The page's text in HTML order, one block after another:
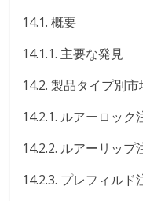
14.1. 概要
14.1.1. 主要な発見
14.2. 製品タイプ別
14.2.1. ルアーロック
14.2.2. ルアーリップ
14.2.3. プレフィルド